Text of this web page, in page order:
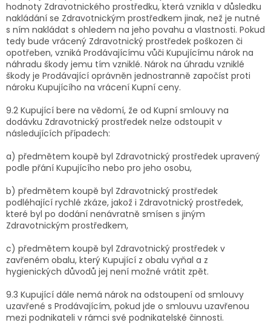
hodnoty Zdravotnického prostředku, která vznikla v důsledku
nakládání se Zdravotnickým prostředkem jinak, než je nutné
s ním nakládat s ohledem na jeho povahu a vlastnosti. Pokud
tedy bude vrácený Zdravotnický prostředek poškozen či
opotřeben, vzniká Prodávajícímu vůči Kupujícímu nárok na
náhradu škody jemu tím vzniklé. Nárok na úhradu vzniklé
škody je Prodávající oprávněn jednostranně započíst proti
nároku Kupujícího na vrácení Kupní ceny.
9.2 Kupující bere na vědomí, že od Kupní smlouvy na
dodávku Zdravotnický prostředek nelze odstoupit v
následujících případech:
a) předmětem koupě byl Zdravotnický prostředek upravený
podle přání Kupujícího nebo pro jeho osobu,
b) předmětem koupě byl Zdravotnický prostředek
podléhající rychlé zkáze, jakož i Zdravotnický prostředek,
které byl po dodání nenávratně smísen s jiným
Zdravotnickým prostředkem,
c) předmětem koupě byl Zdravotnický prostředek v
zavřeném obalu, který Kupující z obalu vyňal a z
hygienických důvodů jej není možné vrátit zpět.
9.3 Kupující dále nemá nárok na odstoupení od smlouvy
uzavřené s Prodávajícím, pokud jde o smlouvu uzavřenou
mezi podnikateli v rámci své podnikatelské činnosti.